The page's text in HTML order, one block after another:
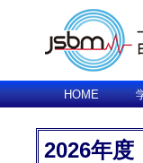
HOME
2026年度